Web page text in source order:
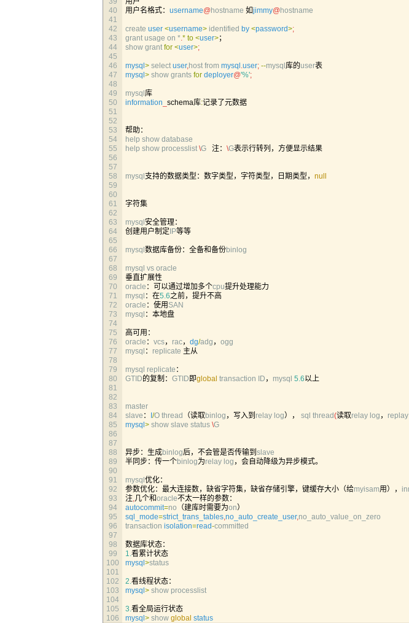
40
41
42
43
44
45
46
47
48
49
50
51
52
53
54
55
56
57
58
59
60
61
62
63
64
65
66
67
68
69
70
71
72
73
74
75
76
77
78
79
80
81
82
83
84
85
86
87
88
89
90
91
92
93
94
95
96
97
98
99
100
101
102
103
104
105
106
用户名格式： username@ hostname 如jimmy@ hostname
create user <username> identified by <password>;
grant usage on *.* to <user>；
show grant for <user>;
mysql > select user,host from mysql .user; --mysql 库的user表
mysql > show grants for deployer@'%';
mysql 库
information schema库:记录了元数据
帮助：
help show database
help show processlist \G 注： \G表示行转列，方便显示结果
mysql 支持的数据类型：数字类型，字符类型，日期类型， null
字符集
mysql 安全管理：
创建用户制定 IP等等
mysql 数据库备份：全备和备份binlog
mysql vs oracle
垂直扩展性
oracle ：可以通过增加多个cpu提升处理能力
mysql ：在5.6之前，提升不高
oracle ：使用 SAN
mysql ：本地盘
高可用：
oracle ： vcs， rac， dg/adg ， ogg
mysql ： replicate 主从
mysql replicate ：
GTID的复制： GTID即global transaction ID ， mysql 5.6以上
master
slave ： /O thread （读取binlog ，写入到 relay log）， sql thread(读取relay log ， replay
mysql > show slave status \G
异步：生成binlog后，不会管是否传输到 slave
半同步：传一个binlog为relay log ，会自动降级为异步模式。
mysql 优化：
参数优化：最大连接数，缺省字符集，缺省存储引擎，键缓存大小（给myisam用），
注,几个和oracle不太一样的参数：
autocommit=no （建库时需要为on）
sql_mode=strict_trans_tables,no_auto_create_user,no_auto_value_on_zero
transaction isolation=read-committed
数据库状态：
1.看累计状态
mysql >status
2.看线程状态：
mysql > show processlist
3.看全局运行状态
mysql > show global status